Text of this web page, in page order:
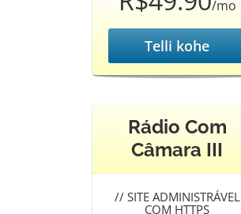
/mo
Telli kohe
Rádio Com
Câmara III
//SITE ADMINISTRÁVEL
COM HTTPS